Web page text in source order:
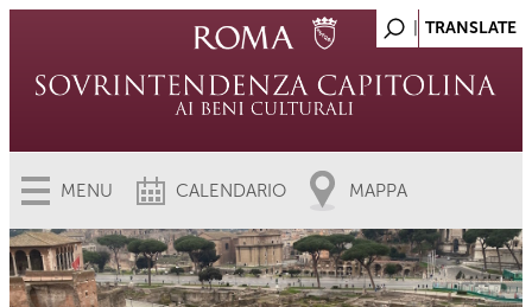
MENU CALENDARIO MAPPA